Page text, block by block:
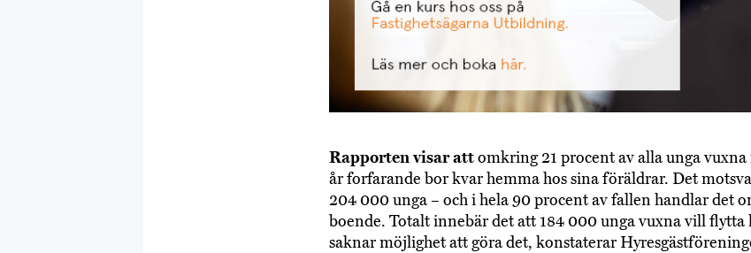
Rapporten visar attomkring 21 procent av alla unga
år forfarande bor kvar hemma hos sina föräldrar. Det
204 000 unga – och i hela 90 procent av fallen handlar det
boende. Totalt innebär det att 184 000 unga vuxna vill
saknar möjlighet att göra det, konstaterar